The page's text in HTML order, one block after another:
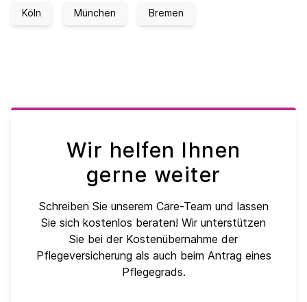
Köln München Bremen
Wir helfen Ihnen
gerne weiter
Schreiben Sie unserem Care-Team und lassen
Sie sich kostenlos beraten! Wir unterstützen
Sie bei der Kostenübernahme der
Pflegeversicherung als auch beim Antrag eines
Pflegegrads.